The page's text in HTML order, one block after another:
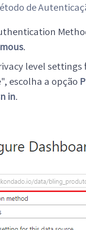
de
.
level
escolha a opção
in.